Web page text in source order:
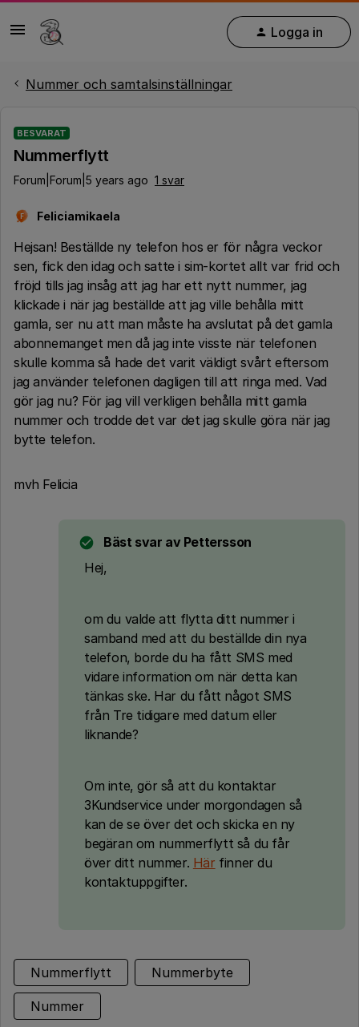
Logga in
Nummer och samtalsinställningar
BESVARAT
Nummerflytt
Forum|Forum|5 years ago 1 svar
F Feliciamikaela
Hejsan! Beställde ny telefon hos er för några veckor
sen, fick den idag och satte i sim-kortet allt var frid och
fröjd tills jag insåg att jag har ett nytt nummer, jag
klickade i när jag beställde att jag ville behålla mitt
gamla, ser nu att man måste ha avslutat på det gamla
abonnemanget men då jag inte visste när telefonen
skulle komma så hade det varit väldigt svårt eftersom
jag använder telefonen dagligen till att ringa med. Vad
gör jag nu? För jag vill verkligen behålla mitt gamla
nummer och trodde det var det jag skulle göra när jag
bytte telefon.
mvh Felicia
Bäst svar av Pettersson
Hej,
om du valde att flytta ditt nummer i
samband med att du beställde din nya
telefon, borde du ha fått SMS med
vidare information om när detta kan
tänkas ske. Har du fått något SMS
från Tre tidigare med datum eller
liknande?
Om inte, gör så att du kontaktar
3Kundservice under morgondagen så
kan de se över det och skicka en ny
begäran om nummerflytt så du får
över ditt nummer. Här finner du
kontaktuppgifter.
Nummerflytt Nummerbyte
Nummer